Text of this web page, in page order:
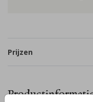
Prijzen